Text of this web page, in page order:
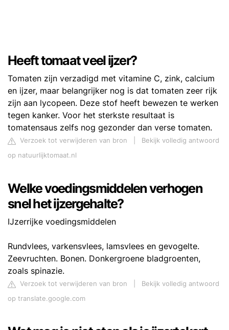
Heeft tomaat veel ijzer?
Tomaten zijn verzadigd met vitamine C, zink, calcium
en ijzer, maar belangrijker nog is dat tomaten zeer rijk
zijn aan lycopeen. Deze stof heeft bewezen te werken
tegen kanker. Voor het sterkste resultaat is
tomatensaus zelfs nog gezonder dan verse tomaten.
Verzoek tot verwijderen van bron
Bekijk volledig antwoord
op natuurlijktomaat.nl
Welke voedingsmiddelen verhogen
snel het ijzergehalte?
IJzerrijke voedingsmiddelen
Rundvlees, varkensvlees, lamsvlees en gevogelte.
Zeevruchten. Bonen. Donkergroene bladgroenten,
zoals spinazie.
Verzoek tot verwijderen van bron
Bekijk volledig antwoord
op translate.google.com